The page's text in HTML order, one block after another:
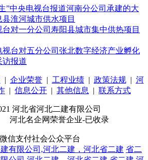
”中央电视台报道河南分公司承建的大
淮河城市供水项目
对一分公司寿阳县城市集中供热项目
台对五分公司张北数字经济产业孵化
访报道
| 企业荣誉| 工程业绩| 政策法规| 河
| 信息公开 | 其他信息 | 联系方式
河北省河北二建有限公司
河北名企网荣誉企业-已收录
微信支付社会公众平台
有限公司,河北二建，河北省二建 省二